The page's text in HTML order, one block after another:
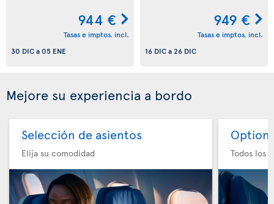
944 €
Tasas e imptos. incl.
30 DICa05 ENE
949 €
Tasas e imptos. incl.
16 DICa26 DIC
Mejore su experiencia a bordo
Selección de asientos
Elija su comodidad
Option
Todos los